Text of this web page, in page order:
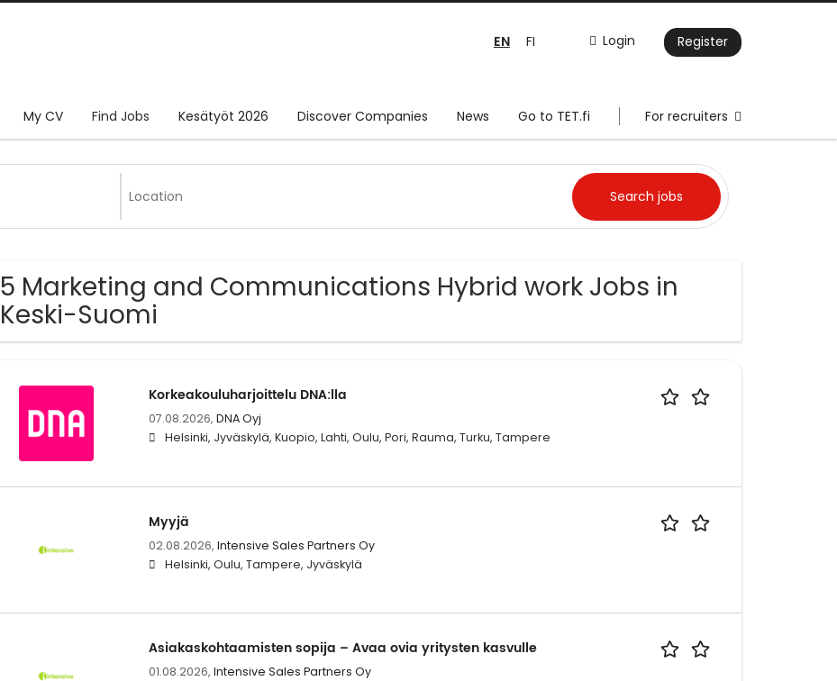
Login Register
EN FI
My CV Find Jobs Kesätyöt 2026 Discover Companies News Go to TET.fi For recruiters
5 Marketing and Communications Hybrid work Jobs in
Keski-Suomi
Korkeakouluharjoittelu DNA:lla
07.08.2026, DNA Oyj
Helsinki, Jyväskylä, Kuopio, Lahti, Oulu, Pori, Rauma, Turku, Tampere
Myyjä
02.08.2026, Intensive Sales Partners Oy
Helsinki, Oulu, Tampere, Jyväskylä
Asiakaskohtaamisten sopija – Avaa ovia yritysten kasvulle
01.08.2026, Intensive Sales Partners Oy